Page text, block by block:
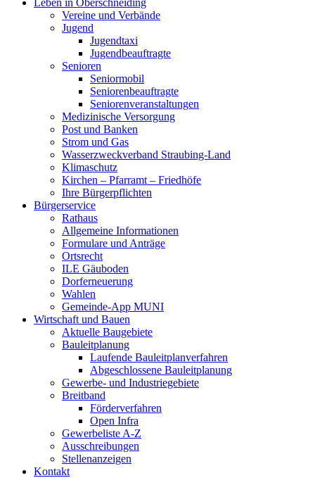
Leben in Oberschneiding
Vereine und Verbände
Jugend
Jugendtaxi
Jugendbeauftragte
Senioren
Seniormobil
Seniorenbeauftragte
Seniorenveranstaltungen
Medizinische Versorgung
Post und Banken
Strom und Gas
Wasserzweckverband Straubing-Land
Klimaschutz
Kirchen – Pfarramt – Friedhöfe
Ihre Bürgerpflichten
Bürgerservice
Rathaus
Allgemeine Informationen
Formulare und Anträge
Ortsrecht
ILE Gäuboden
Dorferneuerung
Wahlen
Gemeinde-App MUNI
Wirtschaft und Bauen
Aktuelle Baugebiete
Bauleitplanung
Laufende Bauleitplanverfahren
Abgeschlossene Bauleitplanung
Gewerbe- und Industriegebiete
Breitband
Förderverfahren
Open Infra
Gewerbeliste A-Z
Ausschreibungen
Stellenanzeigen
Kontakt